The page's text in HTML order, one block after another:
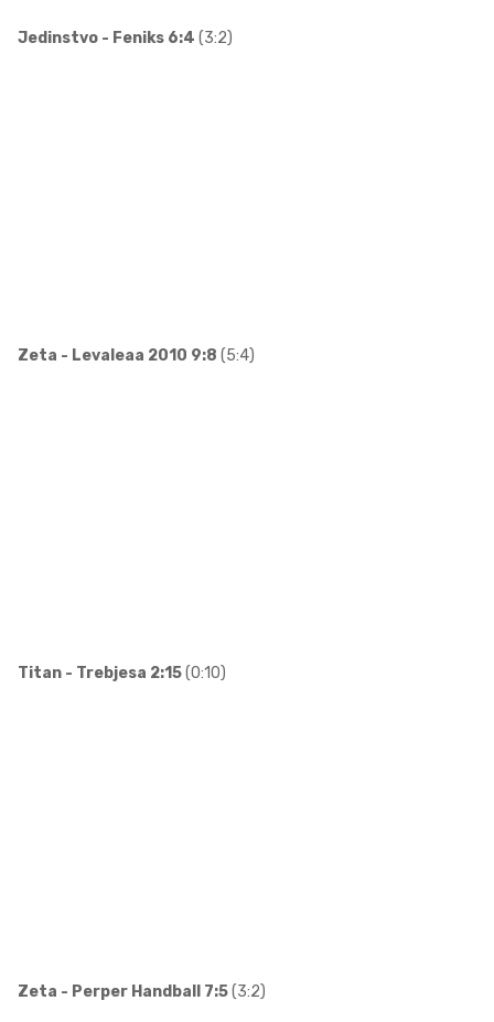
Jedinstvo - Feniks 6:4 (3:2)
Zeta - Levaleaa 2010 9:8 (5:4)
Titan - Trebjesa 2:15(0:10)
Zeta - Perper Handball 7:5(3:2)